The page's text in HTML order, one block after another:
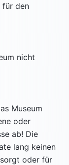
für den
nicht
Museum
oder
ab! Die
lang keinen
oder für